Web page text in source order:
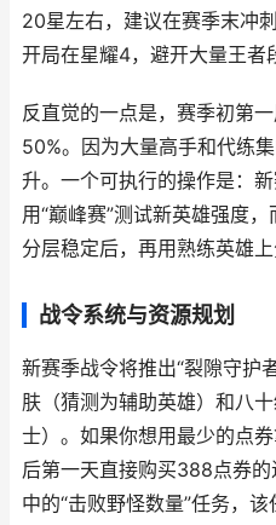
20星左右，建议在赛季末冲
开局在星耀4，避开大量王者
反直觉的一点是，赛季初第
50%。因为大量高手和代练
升。一个可执行的操作是：
用“巅峰赛”测试新英雄强度
分层稳定后，再用熟练英雄上
战令系统与资源规划
新赛季战令将推出“裂隙守护
肤（猜测为辅助英雄）和八
士）。如果你想用最少的点
后第一天直接购买388点券
中的“击败野怪数量”任务，